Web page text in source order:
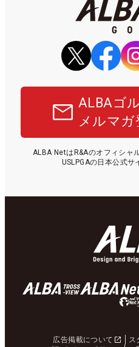
ALBAゴ
メルマガ
ALBA NetはR&Aのオフィシャ
USLPGAの日本公式サ
広告掲載について ス